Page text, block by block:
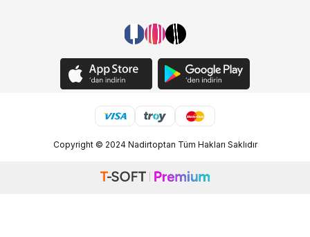
Copyright © 2024 Nadirtoptan Tüm Hakları Saklıdır